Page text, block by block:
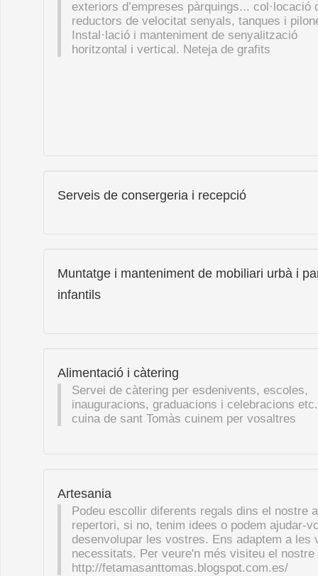
exteriors d’empreses pàrquings... col·locació
reductors de velocitat senyals, tanques i
Instal·lació i manteniment de senyalització
horitzontal i vertical. Neteja de grafits
Serveis de consergeria i recepció
Muntatge i manteniment de mobiliari urbà i
infantils
Alimentació i càtering
Servei de càtering per esdenivents, escoles,
inauguracions, graduacions i celebracions
cuina de sant Tomàs cuinem per vosaltres
Artesania
Podeu escollir diferents regals dins el nostre
repertori, si no, tenim idees o podem ajudar-
desenvolupar les vostres. Ens adaptem a les
necessitats. Per veure'n més visiteu el nostre
http://fetamasanttomas.blogspot.com.es/